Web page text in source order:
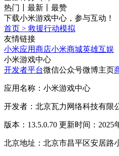
热门
最新
最赞
下载小米游戏中心，参与互动！
首页 > 救援行动模拟
友情链接
小米应用商店小米商城英雄互娱
小米游戏中心
开发者平台微信公众号微博主页
应用名称：小米游戏中心
开发者：北京瓦力网络科技有限
版本：13.5.0.70 更新时间：2025
北京地址：北京市昌平区安居路